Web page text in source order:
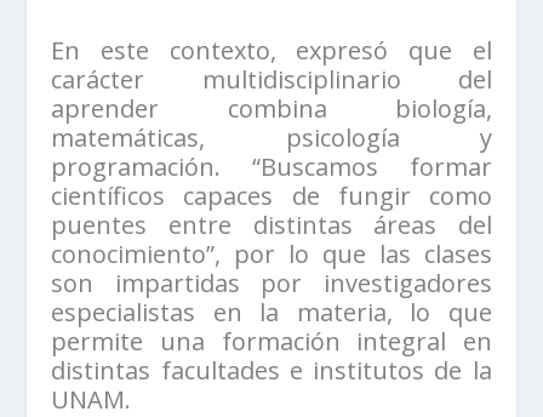
En este contexto, expresó que el
carácter multidisciplinario del
aprender combina biología,
matemáticas, psicología y
programación. “Buscamos formar
científicos capaces de fungir como
puentes entre distintas áreas del
conocimiento”, por lo que las clases
son impartidas por investigadores
especialistas en la materia, lo que
permite una formación integral en
distintas facultades e institutos de la
UNAM.